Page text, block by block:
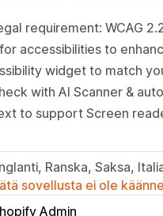
requirement: WCAG 2.2
accessibilities to
widget to match
with AI Scanner &
to support Screen
Ranska, Saksa,
sovellusta ei ole
Admin